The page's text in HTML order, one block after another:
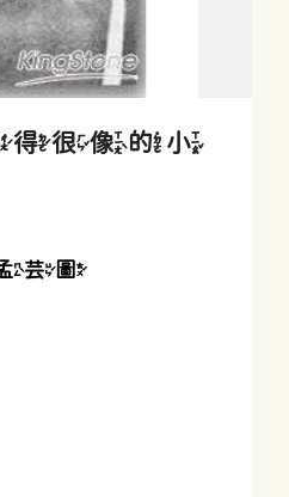
得很像的小
芸圖